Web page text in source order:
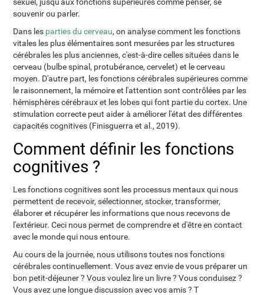
souvenir ou parler.
Dans les parties du cerveau, on analyse comment les fonctions
vitales les plus élémentaires sont mesurées par les structures
cérébrales les plus anciennes, c'est-à-dire celles situées dans le
cerveau (bulbe spinal, protubérance, cervelet) et le cerveau
moyen. D'autre part, les fonctions cérébrales supérieures comme
le raisonnement, la mémoire et l'attention sont contrôlées par les
hémisphères cérébraux et les lobes qui font partie du cortex. Une
stimulation correcte peut aider à améliorer l'état des différentes
capacités cognitives (Finisguerra et al., 2019).
Comment définir les fonctions
cognitives ?
Les fonctions cognitives sont les processus mentaux qui nous
permettent de recevoir, sélectionner, stocker, transformer,
élaborer et récupérer les informations que nous recevons de
l'extérieur. Ceci nous permet de comprendre et d'être en contact
avec le monde qui nous entoure.
Au cours de la journée, nous utilisons toutes nos fonctions
cérébrales continuellement. Vous avez envie de vous préparer un
bon petit-déjeuner ? Vous voulez lire un livre ? Vous conduisez ?
Vous avez une longue discussion avec vos amis ? T